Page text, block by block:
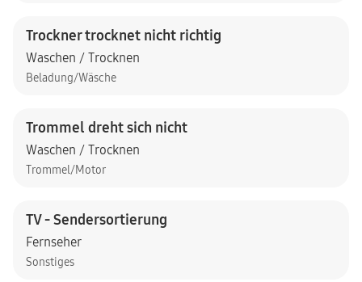
Trockner trocknet nicht richtig
Waschen / Trocknen
Beladung/Wäsche
Trommel dreht sich nicht
Waschen / Trocknen
Trommel/Motor
TV - Sendersortierung
Fernseher
Sonstiges